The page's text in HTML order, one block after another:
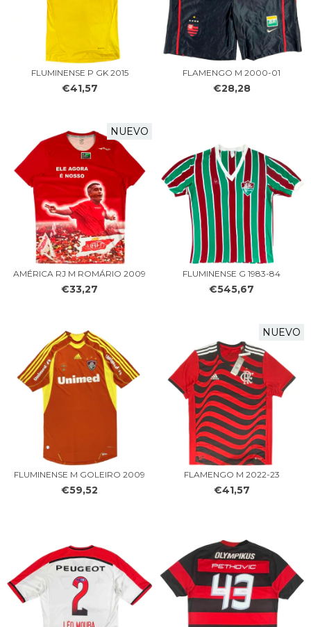
FLUMINENSE P GK 2015
€41,57
FLAMENGO M 2000-01
€28,28
NUEVO
AMÉRICA RJ M ROMÁRIO 2009
€33,27
FLUMINENSE G 1983-84
€545,67
FLUMINENSE M GOLEIRO 2009
€59,52
NUEVO
FLAMENGO M 2022-23
€41,57